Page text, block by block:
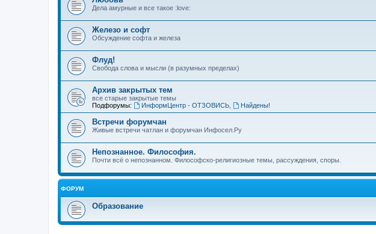
Дела амурные и все такое :love:
Железо и софт
Обсуждение софта и железа
Флуд!
Свобода слова и мысли (в разумных пределах)
Архив закрытых тем
все старые закрытые темы
Подфорумы:
ИнформЦентр - ОТЗОВИСЬ, Найдены!
Встречи форумчан
Живые встречи чатлан и форумчан Инфосел.Ру
Непознанное. Философия.
Почти всё о непознанном. Философско-религиозные темы, рассуждения, споры.
ФОРУМ
Образование